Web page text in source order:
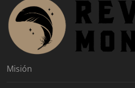
Misión